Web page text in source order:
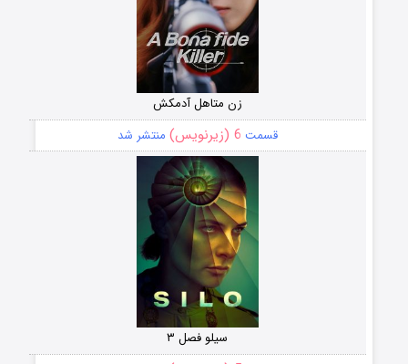
زن متاهل آدمکش
قسمت 6 (زیرنویس) منتشر شد
سیلو فصل ۳